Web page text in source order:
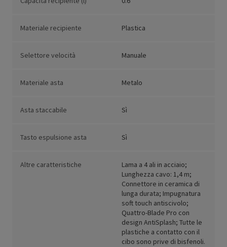
Materiale recipiente Plastica
Selettore velocità Manuale
Materiale asta Metalo
Asta staccabile Sì
Tasto espulsione asta Sì
Altre caratteristiche
Lama a 4 ali in acciaio;
Lunghezza cavo: 1,4 m;
Connettore in ceramica di
lunga durata; Impugnatura
soft touch antiscivolo;
Quattro-Blade Pro con
design AntiSplash; Tutte le
plastiche a contatto con il
cibo sono prive di bisfenoli.